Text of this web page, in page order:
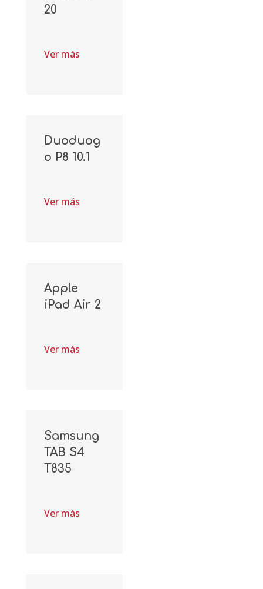
20
Ver más
Duoduog
o P8 10.1
Ver más
Apple
iPad Air 2
Ver más
Samsung
TAB S4
T835
Ver más